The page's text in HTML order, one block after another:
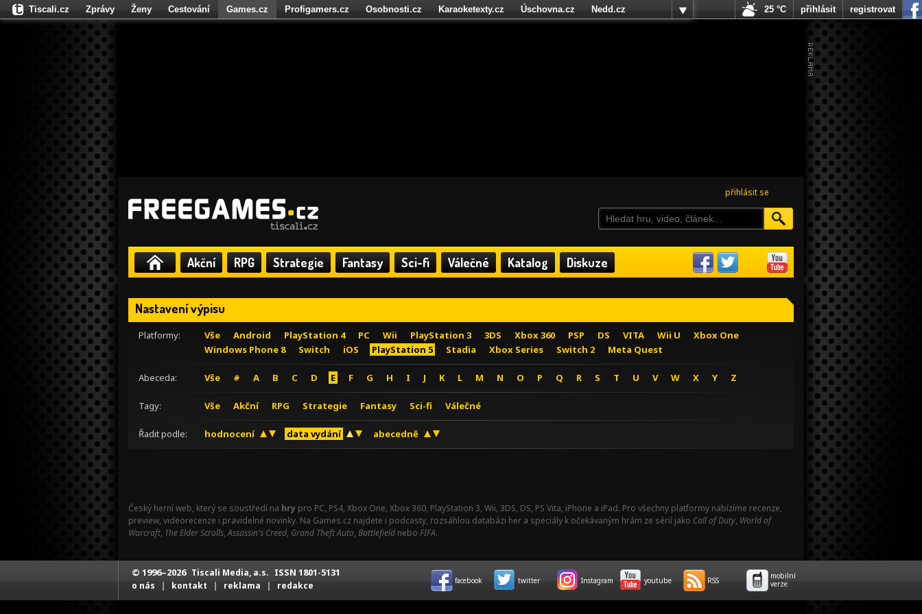
přihlásit se
Akční RPG Strategie Fantasy Sci-fi Válečné Katalog Diskuze
Nastavení výpisu
Platformy: Vše Android PlayStation 4 PC Wii PlayStation 3 3DS Xbox 360 PSP DS VITA Wii U
Xbox One
Windows Phone 8
Switch iOS PlayStation 5 Stadia Xbox Series Switch 2 Meta Quest
Abeceda: Vše # A B C D E F G H I J K L M N O P Q R S T U V W X Y Z
Tagy: Vše Akční RPG Strategie Fantasy Sci-fi Válečné
Řadit podle: hodnocení data vydání abecedně
Český herní web, který se soustředí na hry pro PC, PS4, Xbox One, Xbox 360, PlayStation 3, Wii, 3DS, DS, PS Vita, iPhone a iPad. Pro všechny platformy nabízíme recenze,
preview, videorecenze i pravidelné novinky. Na Games.cz najdete i podcasty, rozsáhlou databázi her a speciály k očekávaným hrám ze sérií jako Call of Duty, World of
Warcraft, The Elder Scrolls,Assassin's Creed, Grand Theft Auto, Battlefield nebo FIFA.
Tiscali.cz Zprávy Ženy Cestování Games.cz Profigamers.cz Osobnosti.cz Karaoketexty.cz Úschovna.cz
Nedd.cz
Fights.cz
25 °C přihlásit registrovat
© 1996–2026 Tiscali Media, a.s. ISSN 1801-5131
o nás | kontakt | reklama | redakce facebook twitter Instagram youtube RSS
mobilní
verze